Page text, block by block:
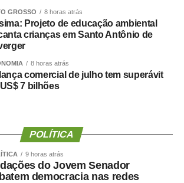
nos levaram a um dos maiores
trimestrais da série histórica da
do volume de produção de óleo e
ao Brent mais alto, fortaleceu
caixa”, avaliou o diretor Financeiro e
com Investidores, Fernando
R$ 26,7 bilhões (US$ 5,3 bilhões) no
de 2026. Deste valor, 82% foram
GROSSO 8 horas atrás
Projeto de educação ambiental
crianças em Santo Antônio de
8 horas atrás
comercial de julho tem superávit
7 bilhões
POLÍTICA
9 horas atrás
do Jovem Senador
democracia nas redes